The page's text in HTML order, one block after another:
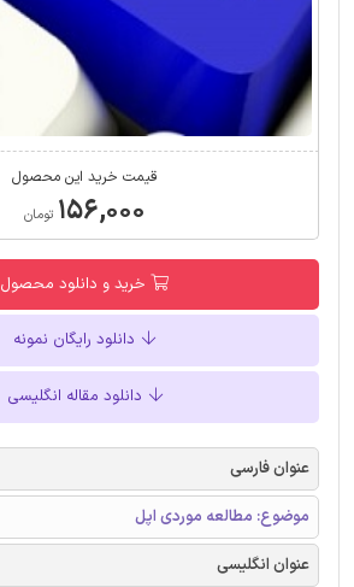
قیمت خرید این محصول
۱۵۶,۰۰۰ تومان
خرید و دانلود محصول
دانلود رایگان نمونه
دانلود مقاله انگلیسی
عنوان فارسی
موضوع: مطالعه موردی اپل
عنوان انگلیسی